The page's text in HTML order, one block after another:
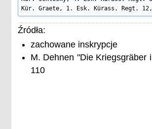
Kür. Graete, 1. Esk. Kürass. Regt.
Źródła:
zachowane inskrypcje
M. Dehnen "Die Kriegsgräber
110